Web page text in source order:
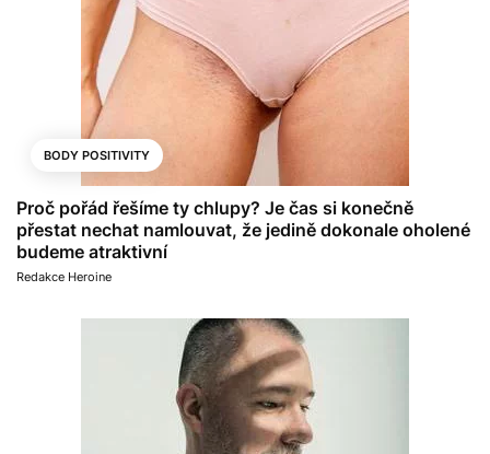
BODY POSITIVITY
Proč pořád řešíme ty chlupy? Je čas si konečně
přestat nechat namlouvat, že jedině dokonale oholené
budeme atraktivní
Redakce Heroine